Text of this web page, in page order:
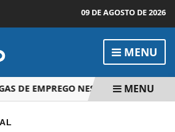
09 DE AGOSTO DE 2026
MENU
EMPREGO NESTA QUINTA-FEIRA
MENU